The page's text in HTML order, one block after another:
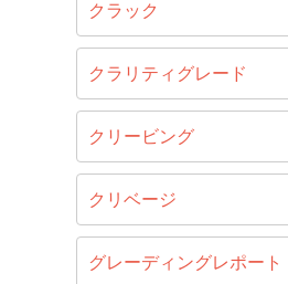
クラック
クラリティグレード
クリービング
クリベージ
グレーディングレポート